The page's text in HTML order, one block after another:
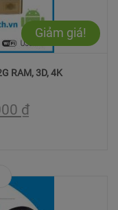
Giảm giá!
RAM, 3D, 4K
₫